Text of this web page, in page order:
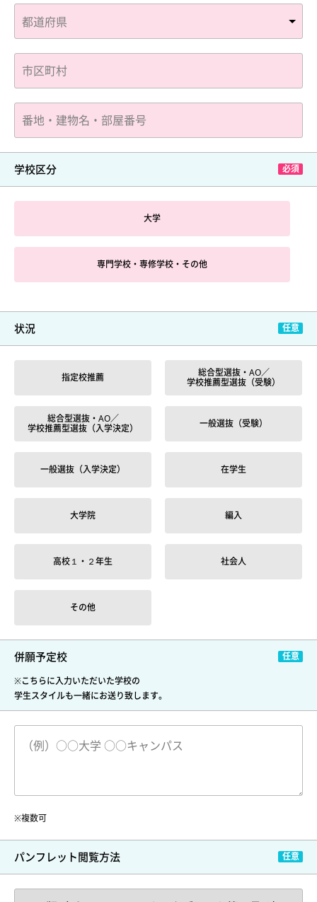
学校区分
大学
専門学校・専修学校・その他
状況
指定校推薦
総合型選抜・AO／
学校推薦型選抜（受験）
総合型選抜・AO／
学校推薦型選抜（入学決定）
一般選抜（受験）
一般選抜（入学決定） 在学生
大学院 編入
高校１・２年生 社会人
その他
併願予定校
※こちらに入力いただいた学校の
学生スタイルも一緒にお送り致します。
※複数可
パンフレット閲覧方法